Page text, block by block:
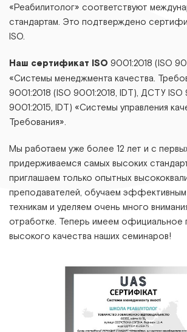
«Реабилитолог» соответствуют
стандартам. Это подтверждено
ISO.
Наш сертификат ISO 9001:2018 (ISO
«Системы менеджмента качества.
9001:2018 (ІЅО 9001:2018, ІDТ), ДСТУ ІЅО
9001:2015, ІDТ) «Системы управления
Требования».
Мы работаем уже более 12 лет и с
придерживаемся самых высоких
приглашаем только опытных
преподавателей, обучаем
техникам и уделяем очень много
отработке. Теперь имеем официальное
высокого качества наших семинаров!